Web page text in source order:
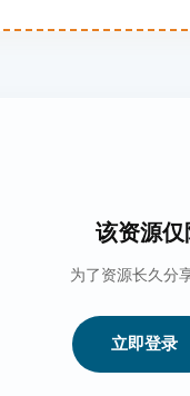
该资源
为了资源长久分
立即登录